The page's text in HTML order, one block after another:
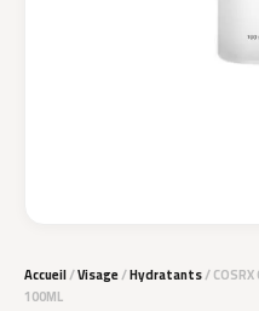
Accueil/Visage/Hydratants/
100ML